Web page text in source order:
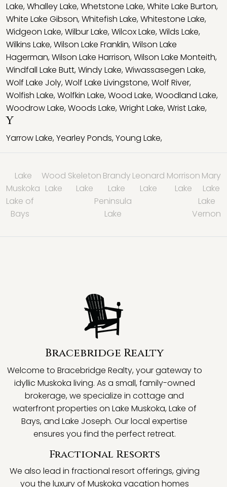
Lake,Whalley Lake,Whetstone Lake,White Lake Burton,
White Lake Gibson,Whitefish Lake,Whitestone Lake,
Widgeon Lake,Wilbur Lake,Wilcox Lake,Wilds Lake,
Wilkins Lake,Wilson Lake Franklin,Wilson Lake
Hagerman,Wilson Lake Harrison,Wilson Lake Monteith,
Windfall Lake Butt,Windy Lake,Wiwassasegen Lake,
Wolf Lake Joly,Wolf Lake Livingstone,Wolf River,
Wolfish Lake,Wolfkin Lake,Wood Lake,Woodland Lake,
Woodrow Lake,Woods Lake,Wright Lake,Wrist Lake,
Y
Yarrow Lake,Yearley Ponds,Young Lake,
Lake
Muskoka
Wood
Lake
Skeleton
Lake
Brandy
Lake
Leonard
Lake
Morrison
Lake
Mary
Lake
Lake of
Bays
Peninsula
Lake
Lake
Vernon
Bracebridge Realty
Welcome to Bracebridge Realty, your gateway to
idyllic Muskoka living. As a small, family-owned
brokerage, we specialize in cottage and
waterfront properties on Lake Muskoka, Lake of
Bays, and Lake Joseph. Our local expertise
ensures you find the perfect retreat.
Fractional Resorts
We also lead in fractional resort offerings, giving
you the luxury of Muskoka vacation homes